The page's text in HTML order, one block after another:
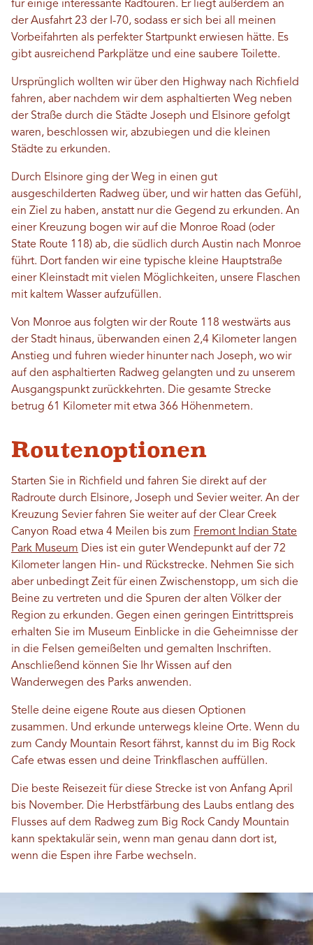
für einige interessante Radtouren. Er liegt außerdem an
der Ausfahrt 23 der I-70, sodass er sich bei all meinen
Vorbeifahrten als perfekter Startpunkt erwiesen hätte. Es
gibt ausreichend Parkplätze und eine saubere Toilette.
Ursprünglich wollten wir über den Highway nach Richfield
fahren, aber nachdem wir dem asphaltierten Weg neben
der Straße durch die Städte Joseph und Elsinore gefolgt
waren, beschlossen wir, abzubiegen und die kleinen
Städte zu erkunden.
Durch Elsinore ging der Weg in einen gut
ausgeschilderten Radweg über, und wir hatten das Gefühl,
ein Ziel zu haben, anstatt nur die Gegend zu erkunden. An
einer Kreuzung bogen wir auf die Monroe Road (oder
State Route 118) ab, die südlich durch Austin nach Monroe
führt. Dort fanden wir eine typische kleine Hauptstraße
einer Kleinstadt mit vielen Möglichkeiten, unsere Flaschen
mit kaltem Wasser aufzufüllen.
Von Monroe aus folgten wir der Route 118 westwärts aus
der Stadt hinaus, überwanden einen 2,4 Kilometer langen
Anstieg und fuhren wieder hinunter nach Joseph, wo wir
auf den asphaltierten Radweg gelangten und zu unserem
Ausgangspunkt zurückkehrten. Die gesamte Strecke
betrug 61 Kilometer mit etwa 366 Höhenmetern.
Routenoptionen
Starten Sie in Richfield und fahren Sie direkt auf der
Radroute durch Elsinore, Joseph und Sevier weiter. An der
Kreuzung Sevier fahren Sie weiter auf der Clear Creek
Canyon Road etwa 4 Meilen bis zum Fremont Indian State
Park Museum Dies ist ein guter Wendepunkt auf der 72
Kilometer langen Hin- und Rückstrecke. Nehmen Sie sich
aber unbedingt Zeit für einen Zwischenstopp, um sich die
Beine zu vertreten und die Spuren der alten Völker der
Region zu erkunden. Gegen einen geringen Eintrittspreis
erhalten Sie im Museum Einblicke in die Geheimnisse der
in die Felsen gemeißelten und gemalten Inschriften.
Anschließend können Sie Ihr Wissen auf den
Wanderwegen des Parks anwenden.
Stelle deine eigene Route aus diesen Optionen
zusammen. Und erkunde unterwegs kleine Orte. Wenn du
zum Candy Mountain Resort fährst, kannst du im Big Rock
Cafe etwas essen und deine Trinkflaschen auffüllen.
Die beste Reisezeit für diese Strecke ist von Anfang April
bis November. Die Herbstfärbung des Laubs entlang des
Flusses auf dem Radweg zum Big Rock Candy Mountain
kann spektakulär sein, wenn man genau dann dort ist,
wenn die Espen ihre Farbe wechseln.